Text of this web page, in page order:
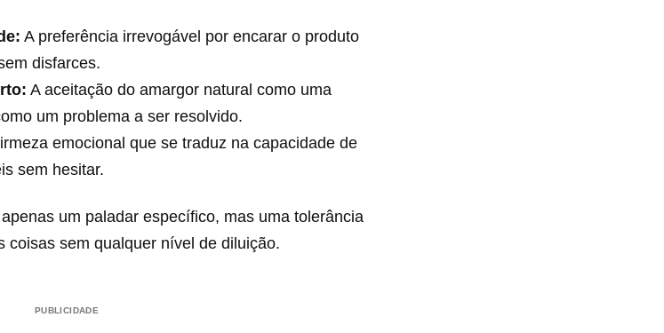
A preferência irrevogável por encarar o produto
disfarces.
A aceitação do amargor natural como uma
um problema a ser resolvido.
emocional que se traduz na capacidade de
sem hesitar.
um paladar específico, mas uma tolerância
coisas sem qualquer nível de diluição.
PUBLICIDADE